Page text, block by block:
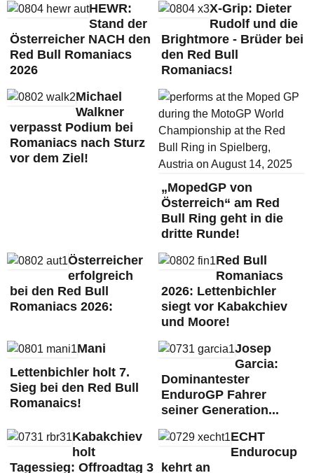
HEWR:
Stand der
Österreicher NACH den
Red Bull Romaniacs
2026
X-Grip: Dieter
Rudolf und die
Brightmore - Brüder bei
den Red Bull
Romaniacs!
Michael
Walkner
verpasst Podium bei
Romaniacs nach Sturz
vor dem Ziel!
„MopedGP von
Österreich“ am Red
Bull Ring geht in die
dritte Runde!
Österreicher
erfolgreich
bei den Red Bull
Romaniacs 2026:
Red Bull
Romaniacs
2026: Lettenbichler
siegt vor Kabakchiev
und Moore!
Mani
Lettenbichler holt 7.
Sieg bei den Red Bull
Romanaics!
Josep
Garcia:
Dominantester
EnduroGP Fahrer
seiner Generation...
Kabakchiev
holt
Tagessieg: Offroadtag 3
ECHT
Endurocup
kehrt an